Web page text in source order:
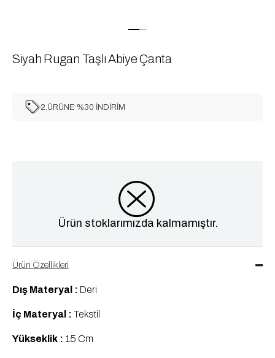
Siyah Rugan Taşlı Abiye Çanta
2.ÜRÜNE %30 İNDİRİM
Ürün stoklarımızda kalmamıştır.
Ürün Özellikleri
Dış Materyal : Deri
İç Materyal : Tekstil
Yükseklik : 15 Cm